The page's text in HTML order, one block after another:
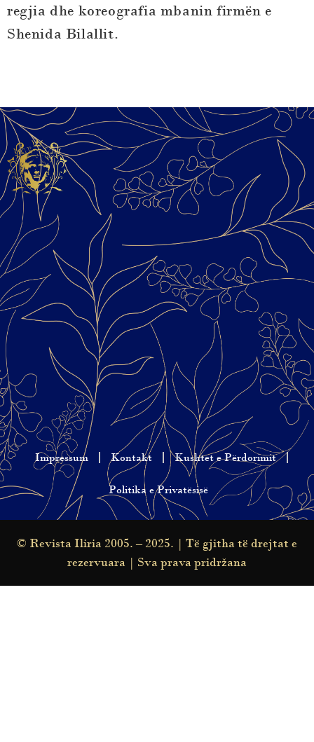
regjia dhe koreografia mbanin firmën e
Shenida Bilallit.
Impressum Kontakt Kushtet e Përdorimit
Politika e Privatësisë
© Revista Iliria 2005. – 2025. | Të gjitha të drejtat e
rezervuara | Sva prava pridržana